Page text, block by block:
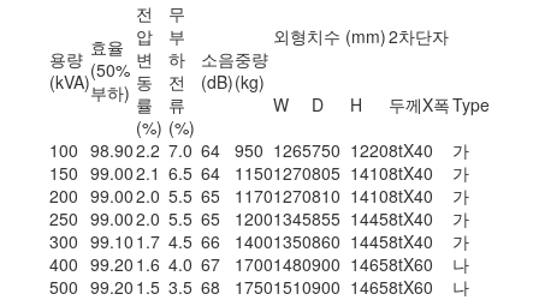
용량
(kVA)
효율
(50%
부하)
전
압
변
동
률
(%)
무
부
하
전
류
(%)
소음
(dB)
중량
(kg)
외형치수 (mm)2차단자
W D H 두께X폭Type
100 98.902.2 7.0 64 950 1265750 12208tX40
가
150 99.002.1 6.5 64 11501270805 14108tX40
가
200 99.002.0 5.5 65 11701270810 14108tX40
가
250 99.002.0 5.5 65 12001345855 14458tX40
가
300 99.10 1.7 4.5 66 14001350860 14458tX40
가
400 99.20 1.6 4.0 67 17001480900 14658tX60
나
500 99.20 1.5 3.5 68 17501510900 14658tX60
나